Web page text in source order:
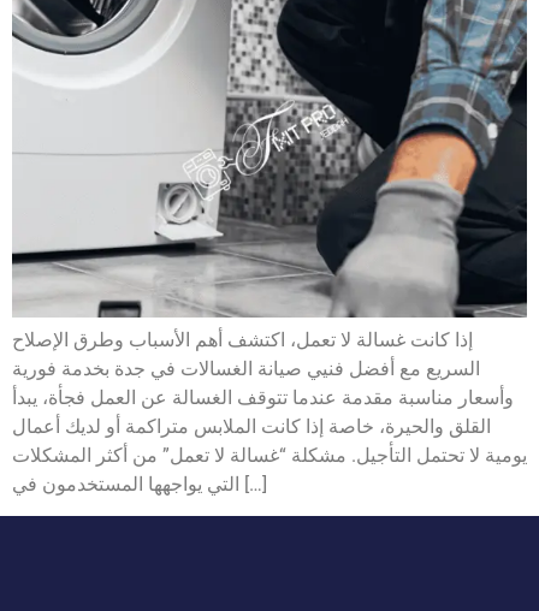
إذا كانت غسالة لا تعمل، اكتشف أهم الأسباب وطرق الإصلاح
السريع مع أفضل فنيي صيانة الغسالات في جدة بخدمة فورية
وأسعار مناسبة مقدمة عندما تتوقف الغسالة عن العمل فجأة، يبدأ
القلق والحيرة، خاصة إذا كانت الملابس متراكمة أو لديك أعمال
يومية لا تحتمل التأجيل. مشكلة “غسالة لا تعمل” من أكثر المشكلات
التي يواجهها المستخدمون في […]